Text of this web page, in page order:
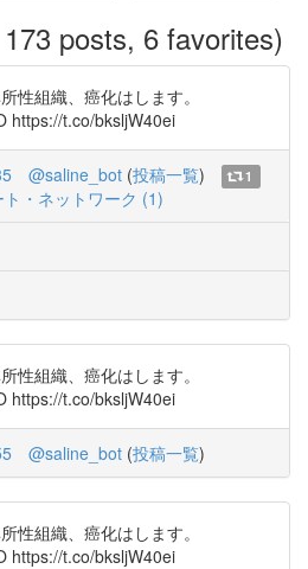
posts, 6 favorites)
性組織、癌化はします。
https://t.co/bksljW40ei
@saline_bot (投稿一覧)
1
ト・ネットワーク (1)
性組織、癌化はします。
https://t.co/bksljW40ei
@saline_bot (投稿一覧)
性組織、癌化はします。
https://t.co/bksljW40ei